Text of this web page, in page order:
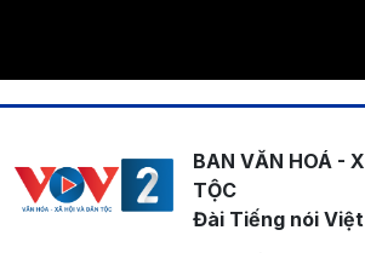
BAN VĂN HOÁ -
TỘC
Đài Tiếng nói